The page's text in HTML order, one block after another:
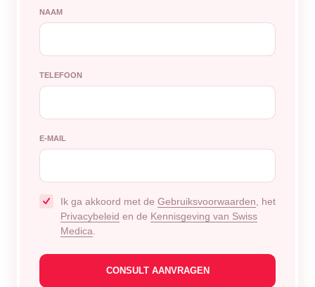
NAAM
TELEFOON
E-MAIL
Ik ga akkoord met de Gebruiksvoorwaarden , het
Privacybeleid en de Kennisgeving van Swiss
Medica